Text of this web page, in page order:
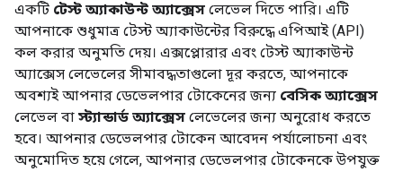
একটি টেস্ট অ্যাকাউন্ট অ্যাক্সেস লেভেল দিতে পারি। এটি
আপনাকে শুধুমাত্র টেস্ট অ্যাকাউন্টের বিরুদ্ধে এপিআই (API)
কল করার অনুমতি দেয়। এক্সপ্লোরার এবং টেস্ট অ্যাকাউন্ট
অ্যাক্সেস লেভেলের সীমাবদ্ধতাগুলো দূর করতে, আপনাকে
অবশ্যই আপনার ডেভেলপার টোকেনের জন্য বেসিক অ্যাক্সেস
লেভেল বা স্ট্যান্ডার্ড অ্যাক্সেস লেভেলের জন্য অনুরোধ করতে
হবে। আপনার ডেভেলপার টোকেন আবেদন পর্যালোচনা এবং
অনুমোদিত হয়ে গেলে, আপনার ডেভেলপার টোকেনকে উপযুক্ত